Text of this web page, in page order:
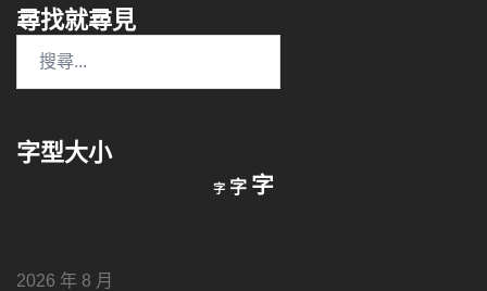
尋找就尋見
字:
字型大小
字 小
字重字放
2026 年 8 月